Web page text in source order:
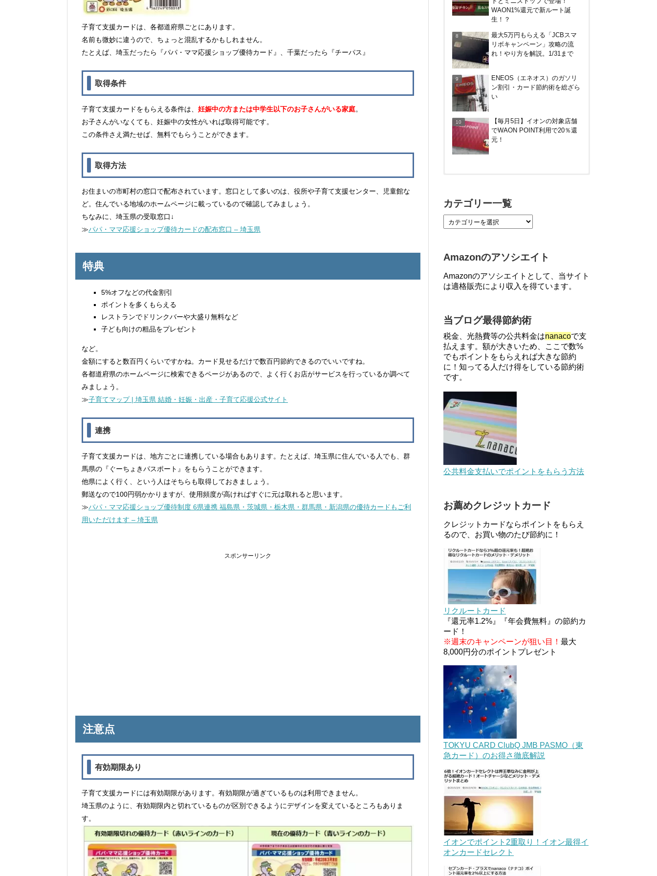
子育て支援カードは、各都道府県ごとにあります。
名前も微妙に違うので、ちょっと混乱するかもしれません。
たとえば、埼玉だったら『パパ・ママ応援ショップ優待カード』、千葉だったら『チーパス』
取得条件
子育て支援カードをもらえる条件は、 妊娠中の方または中学生以下のお子さんがいる家庭。
お子さんがいなくても、妊娠中の女性がいれば取得可能です。
この条件さえ満たせば、無料でもらうことができます。
取得方法
お住まいの市町村の窓口で配布されています。窓口として多いのは、役所や子育て支援センター、児童館な
ど。住んでいる地域のホームページに載っているので確認してみましょう。
ちなみに、埼玉県の受取窓口↓
≫パパ・ママ応援ショップ優待カードの配布窓口 – 埼玉県
特典
5%オフなどの代金割引
ポイントを多くもらえる
レストランでドリンクバーや大盛り無料など
子ども向けの粗品をプレゼント
など。
金額にすると数百円くらいですかね。カード見せるだけで数百円節約できるのでいいですね。
各都道府県のホームページに検索できるページがあるので、よく行くお店がサービスを行っているか調べて
みましょう。
≫子育てマップ | 埼玉県 結婚・妊娠・出産・子育て応援公式サイト
連携
子育て支援カードは、地方ごとに連携している場合もあります。たとえば、埼玉県に住んでいる人でも、群
馬県の『ぐーちょきパスポート』をもらうことができます。
他県によく行く、という人はそちらも取得しておきましょう。
郵送なので100円弱かかりますが、使用頻度が高ければすぐに元は取れると思います。
≫パパ・ママ応援ショップ優待制度 6県連携 福島県・茨城県・栃木県・群馬県・新潟県の優待カードもご利
用いただけます – 埼玉県
スポンサーリンク
注意点
有効期限あり
子育て支援カードには有効期限があります。有効期限が過ぎているものは利用できません。
埼玉県のように、有効期限内と切れているものが区別できるようにデザインを変えているところもありま
す。
ドコモSMTBネット銀行への振
ャンペーン！8/31まで
WAON1%還元で新ルート誕
生！？
最大5万円もらえる「JCBスマ
リボキャンペーン」攻略の流
れ！やり方を解説。1/31まで
ENEOS（エネオス）のガソリ
ン割引・カード節約術を総ざら
い
【毎月5日】イオンの対象店舗
でWAON POINT利用で20％還
元！
朝まで
【7/21まで】エアウォレット
元、登録、紹介コード wtffz4c
【2倍増量】PayPayカード、ま
るごとフラットリボ登録と3回
ソニーフィナンシャルグループ
の株主限定！2万円もらえる口
座開設キャンペーン。7/31まで
【解決】マリオットボンヴォイ
【対象者限定】楽天ペイで決済
すると最大300ポイントキャン
ペーン！～6/1
デジタルギフト改悪でいろいろ
らべるギフト」がファミリマー
WAON1%還元で新ルート誕
生！？
JCBカードWでApple Pay追加
時のナビダイヤル0570を回避す
る方法
マイナンバーカードの点字って
いる？デメリット3つ
カテゴリー一覧
Amazonのアソシエイト
Amazonのアソシエイトとして、当サイト
は適格販売により収入を得ています。
当ブログ最得節約術
税金、光熱費等の公共料金はnanacoで支
払えます。額が大きいため、ここで数%
でもポイントをもらえれば大きな節約
に！知ってる人だけ得をしている節約術
です。
公共料金支払いでポイントをもらう方法
お薦めクレジットカード
クレジットカードならポイントをもらえ
るので、お買い物のたび節約に！
リクルートカード
『還元率1.2%』『年会費無料』の節約カ
ード！
※週末のキャンペーンが狙い目！ 最大
8,000円分のポイントプレゼント
TOKYU CARD ClubQ JMB PASMO（東
急カード）のお得さ徹底解説
イオンでポイント2重取り！イオン最得イ
オンカードセレクト